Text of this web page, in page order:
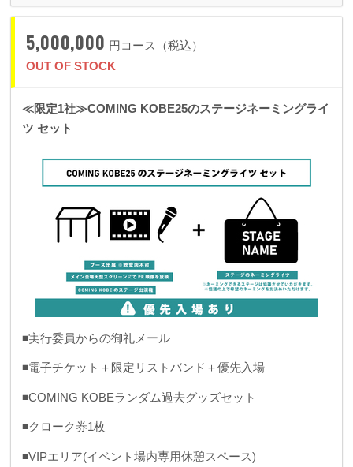
5,000,000 円コース（税込）
OUT OF STOCK
≪限定1社≫COMING KOBE25のステージネーミングライ
ツ セット
◾️実行委員からの御礼メール
◾️電子チケット＋限定リストバンド＋優先入場
◾️COMING KOBEランダム過去グッズセット
◾️クローク券1枚
◾️VIPエリア(イベント場内専用休憩スペース)